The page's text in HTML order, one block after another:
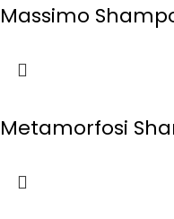
Massimo
Metamorfosi